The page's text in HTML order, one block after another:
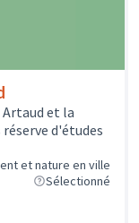
et la
d'études
et nature en ville
Sélectionné